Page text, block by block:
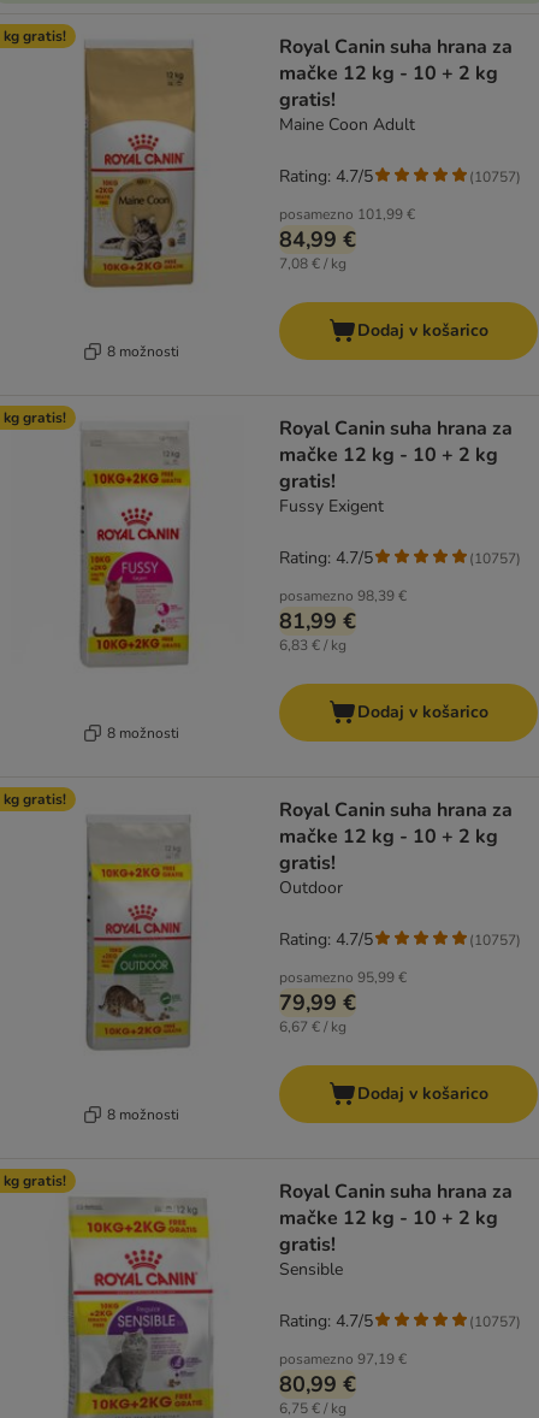
kg gratis!
8 možnosti
Royal Canin suha hrana za
mačke 12 kg - 10 + 2 kg
gratis!
Maine Coon Adult
posamezno 101,99 €
84,99 €
7,08 € / kg
Rating: 4.7/5 (10757)
Dodaj v košarico
kg gratis!
8 možnosti
Royal Canin suha hrana za
mačke 12 kg - 10 + 2 kg
gratis!
Fussy Exigent
posamezno 98,39 €
81,99 €
6,83 € / kg
Rating: 4.7/5 (10757)
Dodaj v košarico
kg gratis!
8 možnosti
Royal Canin suha hrana za
mačke 12 kg - 10 + 2 kg
gratis!
Outdoor
posamezno 95,99 €
79,99 €
6,67 € / kg
Rating: 4.7/5 (10757)
Dodaj v košarico
kg gratis!
Royal Canin suha hrana za
mačke 12 kg - 10 + 2 kg
gratis!
Sensible
posamezno 97,19 €
80,99 €
6,75 € / kg
Rating: 4.7/5 (10757)